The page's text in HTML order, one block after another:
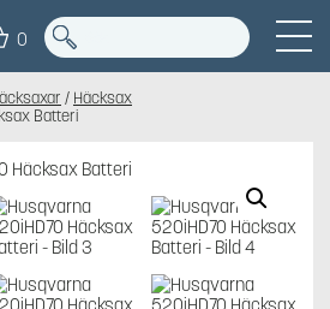
0
/ Häcksax
Batteri